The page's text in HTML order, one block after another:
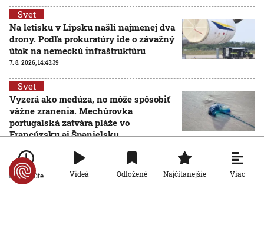
Svet
Na letisku v Lipsku našli najmenej dva
drony. Podľa prokuratúry ide o závažný
útok na nemeckú infraštruktúru
7. 8. 2026, 14:43:39
Svet
Vyzerá ako medúza, no môže spôsobiť
vážne zranenia. Mechúrovka
portugalská zatvára pláže vo
Francúzsku aj Španielsku
Svet
Po minúte Videá Odložené Najčítanejšie Viac